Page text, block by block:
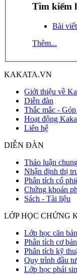
Tìm kiếm
Bài
Thêm...
KAKATA.VN
Giới thiệu về
Diễn đàn
Thắc mắc -
Hoạt động
Liên hệ
DIỄN ĐÀN
Thảo luận
Nhận định thị
Phân tích cổ
Chứng khoán
Sách - Tài liệu
LỚP HỌC CHỨNG
Lớp học căn bản
Phân tích cơ bản
Phân tích kỹ
Quy trình đầu tư
Lớp học phái